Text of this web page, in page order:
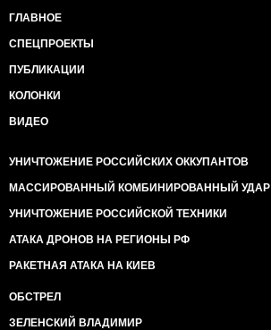
ГЛАВНОЕ
СПЕЦПРОЕКТЫ
ПУБЛИКАЦИИ
КОЛОНКИ
ВИДЕО
УНИЧТОЖЕНИЕ РОССИЙСКИХ ОККУПАНТОВ
МАССИРОВАННЫЙ КОМБИНИРОВАННЫЙ УДАР
УНИЧТОЖЕНИЕ РОССИЙСКОЙ ТЕХНИКИ
АТАКА ДРОНОВ НА РЕГИОНЫ РФ
РАКЕТНАЯ АТАКА НА КИЕВ
ОБСТРЕЛ
ЗЕЛЕНСКИЙ ВЛАДИМИР